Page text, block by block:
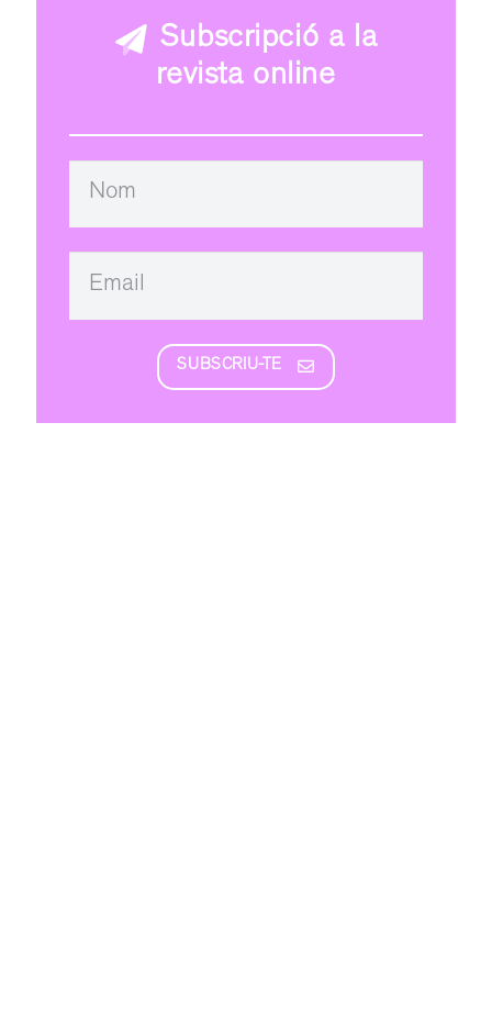
Subscripció a la
revista online
SUBSCRIU-TE